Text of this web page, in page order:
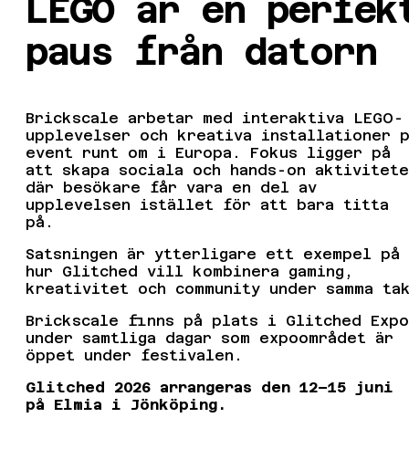
LEGO är en
paus från datorn
Brickscale arbetar med interaktiva LEGO-
upplevelser och kreativa installationer
event runt om i Europa. Fokus ligger på
att skapa sociala och hands-on
där besökare får vara en del av
upplevelsen istället för att bara titta
på.
Satsningen är ytterligare ett exempel på
hur Glitched vill kombinera gaming,
kreativitet och community under samma
Brickscale finns på plats i Glitched Expo
under samtliga dagar som expoområdet är
öppet under festivalen.
Glitched 2026 arrangeras den 12–15 juni
på Elmia i Jönköping.